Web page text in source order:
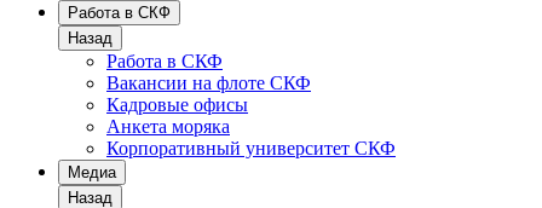
Работа в СКФ
Назад
Работа в СКФ
Вакансии на флоте СКФ
Кадровые офисы
Анкета моряка
Корпоративный университет СКФ
Медиа
Назад